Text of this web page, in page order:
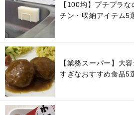
【100均】プチプラ
チン・収納アイテム5
【業務スーパー】大
すぎなおすすめ食品5